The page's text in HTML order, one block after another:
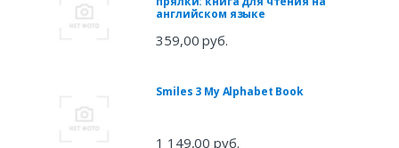
английском языке
359,00 руб.
Smiles 3 My Alphabet Book
1 149,00 руб.